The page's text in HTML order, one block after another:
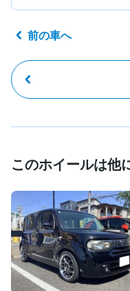
前の車へ
このホイールは他